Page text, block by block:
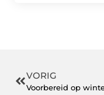
VORIG